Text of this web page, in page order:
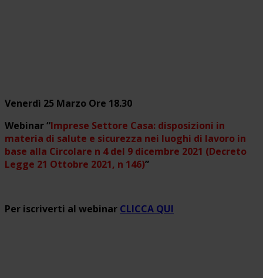
Venerdì 25 Marzo Ore 18.30
Webinar “Imprese Settore Casa: disposizioni in
materia di salute e sicurezza nei luoghi di lavoro in
base alla Circolare n 4 del 9 dicembre 2021 (Decreto
Legge 21 Ottobre 2021, n 146)”
Per iscriverti al webinar CLICCA QUI